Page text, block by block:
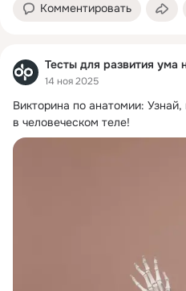
Комментировать
Тесты для развития ума
14 ноя 2025
Викторина по анатомии:
в человеческом теле!